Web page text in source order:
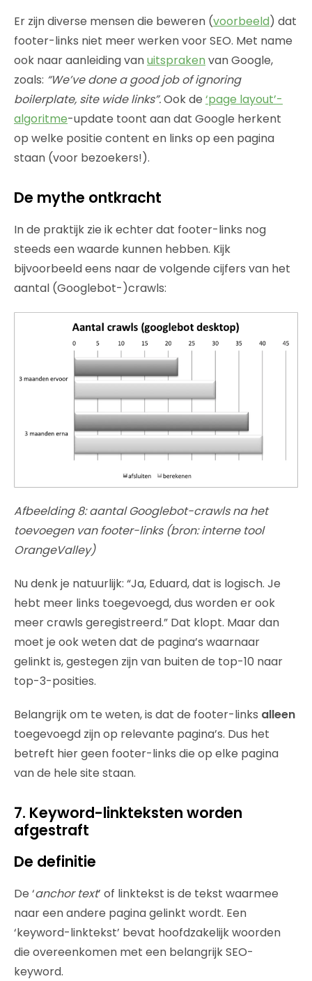
Er zijn diverse mensen die beweren (voorbeeld) dat
footer-links niet meer werken voor SEO. Met name
ook naar aanleiding vanuitspraken van Google,
zoals: “We’ve done a good job of ignoring
boilerplate, site wide links”.Ook de ‘page layout’-
algoritme-update toont aan dat Google herkent
op welke positie content en links op een pagina
staan (voor bezoekers!).
De mythe ontkracht
In de praktijk zie ik echter dat footer-links nog
steeds een waarde kunnen hebben. Kijk
bijvoorbeeld eens naar de volgende cijfers van het
aantal (Googlebot-)crawls:
Afbeelding 8: aantal Googlebot-crawls na het
toevoegen van footer-links (bron: interne tool
OrangeValley)
Nu denk je natuurlijk: “Ja, Eduard, dat is logisch. Je
hebt meer links toegevoegd, dus worden er ook
meer crawls geregistreerd.” Dat klopt. Maar dan
moet je ook weten dat de pagina’s waarnaar
gelinkt is, gestegen zijn van buiten de top-10 naar
top-3-posities.
Belangrijk om te weten, is dat de footer-links alleen
toegevoegd zijn op relevante pagina’s. Dus het
betreft hier geen footer-links die op elke pagina
van de hele site staan.
7. Keyword-linkteksten worden
afgestraft
De definitie
De ‘anchor text’ of linktekst is de tekst waarmee
naar een andere pagina gelinkt wordt. Een
‘keyword-linktekst’ bevat hoofdzakelijk woorden
die overeenkomen met een belangrijk SEO-
keyword.